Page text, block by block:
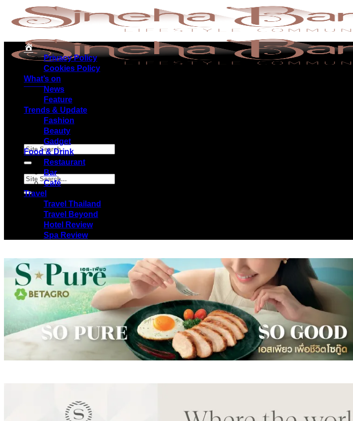
Menu
Privacy Policy
Cookies Policy
What’s on
News
Feature
Trends & Update
Fashion
Beauty
Gadget
Food & Drink
Restaurant
Bar
Café
Travel
Travel Thailand
Travel Beyond
Hotel Review
Spa Review